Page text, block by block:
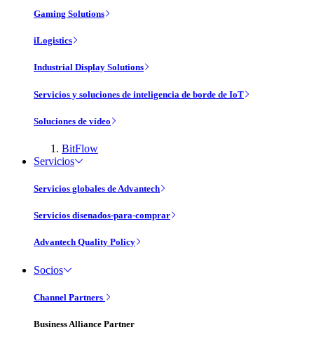
Gaming Solutions
iLogistics
Industrial Display Solutions
Servicios y soluciones de inteligencia de borde de IoT
Soluciones de vídeo
BitFlow
Servicios
Servicios globales de Advantech
Servicios disenados-para-comprar
Advantech Quality Policy
Socios
Channel Partners
Business Alliance Partner